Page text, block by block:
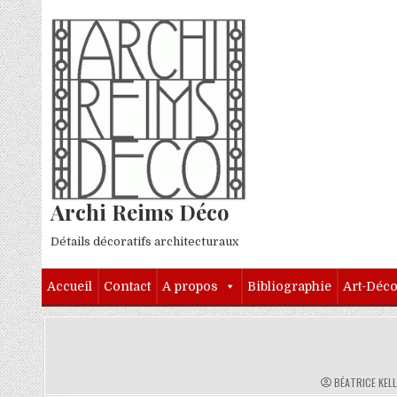
Skip to content
Archi Reims Déco
Détails décoratifs architecturaux
Accueil Contact A propos Bibliographie Art-Déco
AUTHOR:
BÉATRICE